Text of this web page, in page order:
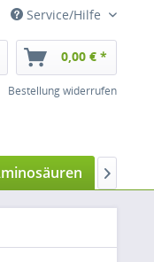
Service/Hilfe
0,00 € *
Bestellung widerrufen
